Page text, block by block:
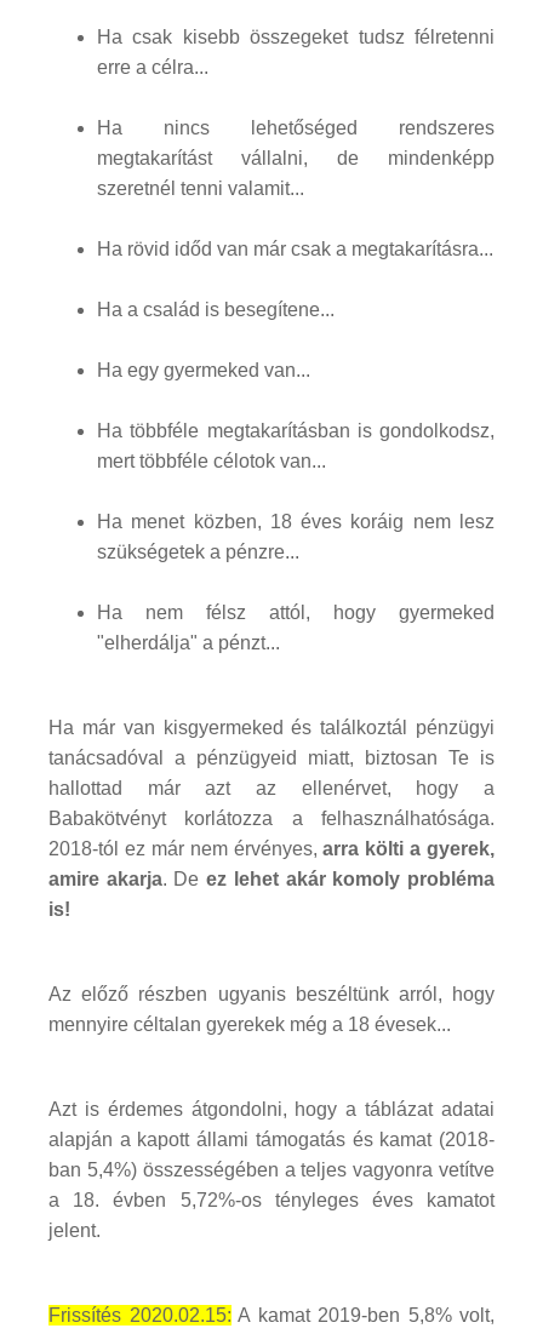
Ha csak kisebb összegeket tudsz félretenni
erre a célra...
Ha nincs lehetőséged rendszeres
megtakarítást vállalni, de mindenképp
szeretnél tenni valamit...
Ha rövid időd van már csak a megtakarításra...
Ha a család is besegítene...
Ha egy gyermeked van...
Ha többféle megtakarításban is gondolkodsz,
mert többféle célotok van...
Ha menet közben, 18 éves koráig nem lesz
szükségetek a pénzre...
Ha nem félsz attól, hogy gyermeked
"elherdálja" a pénzt...
Ha már van kisgyermeked és találkoztál pénzügyi
tanácsadóval a pénzügyeid miatt, biztosan Te is
hallottad már azt az ellenérvet, hogy a
Babakötvényt korlátozza a felhasználhatósága.
2018-tól ez már nem érvényes,arra költi a gyerek,
amire akarja. Deez lehet akár komoly probléma
is!
Az előző részben ugyanis beszéltünk arról, hogy
mennyire céltalan gyerekek még a 18 évesek...
Azt is érdemes átgondolni, hogy a táblázat adatai
alapján a kapott állami támogatás és kamat (2018-
ban 5,4%) összességében a teljes vagyonra vetítve
a 18. évben 5,72%-os tényleges éves kamatot
jelent.
Frissítés 2020.02.15: A kamat 2019-ben 5,8% volt,